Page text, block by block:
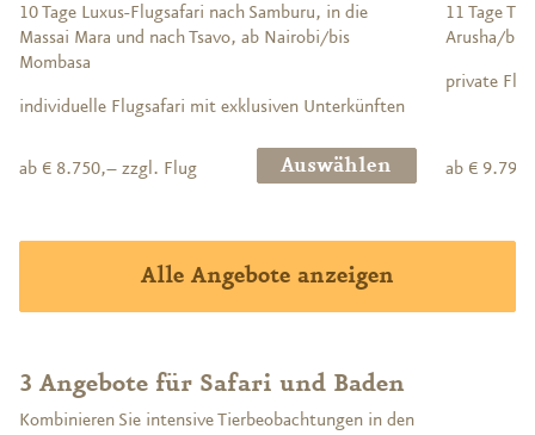
10 Tage Luxus-Flugsafari nach Samburu, in die
Massai Mara und nach Tsavo, ab Nairobi/bis
Mombasa
individuelle Flugsafari mit exklusiven Unterkünften
ab € 8.750,– zzgl. Flug Auswählen
11 Tage
Arusha/bis
private
ab €
Alle Angebote anzeigen
3 Angebote für Safari und Baden
Kombinieren Sie intensive Tierbeobachtungen in den